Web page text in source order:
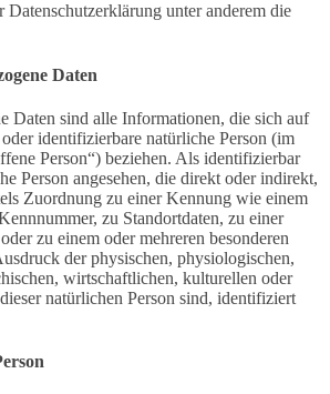
unter anderem die
Daten
Daten sind alle Informationen, die sich auf
identifizierbare natürliche Person (im
Person“) beziehen. Als identifizierbar
Person angesehen, die direkt oder indirekt,
Zuordnung zu einer Kennung wie einem
zu Standortdaten, zu einer
zu einem oder mehreren besonderen
der physischen, physiologischen,
wirtschaftlichen, kulturellen oder
natürlichen Person sind, identifiziert